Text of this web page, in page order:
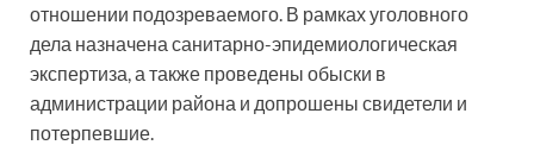
отношении подозреваемого. В рамках уголовного
дела назначена санитарно-эпидемиологическая
экспертиза, а также проведены обыски в
администрации района и допрошены свидетели и
потерпевшие.